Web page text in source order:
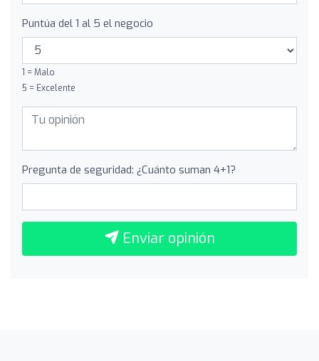
Puntúa del 1 al 5 el negocio
1 = Malo
5 = Excelente
Pregunta de seguridad: ¿Cuánto suman 4+1?
Enviar opinión